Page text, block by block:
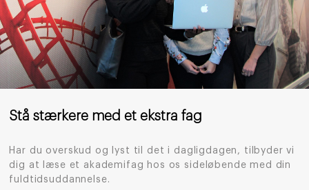
Stå stærkere med et ekstra fag
Har du overskud og lyst til det i dagligdagen, tilbyder vi
dig at læse et akademifag hos os sideløbende med din
fuldtidsuddannelse.